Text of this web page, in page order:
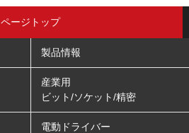
ページトップ
製品情報
産業用
ビット/ソケット/精密
電動ドライバー